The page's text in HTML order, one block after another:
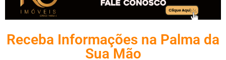
Receba Informações na Palma da
Sua Mão